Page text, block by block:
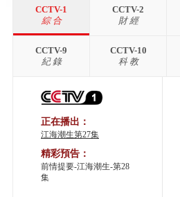
CCTV-1
綜 合
CCTV-2
財 經
CCTV-9
紀 錄
CCTV-10
科 教
正在播出：
江海潮生第27集
精彩預告：
前情提要-江海潮生-第28
集